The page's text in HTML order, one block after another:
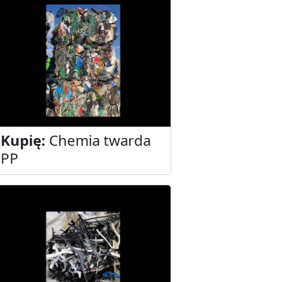
Kupię: Chemia twarda
PP